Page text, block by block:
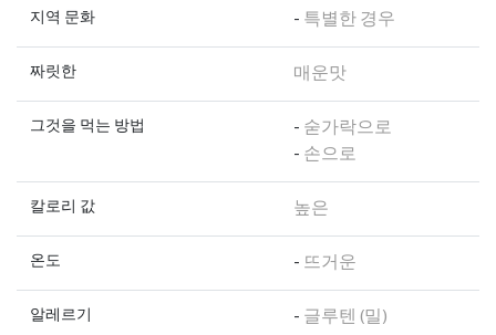
지역 문화 - 특별한 경우
짜릿한 매운맛
그것을 먹는 방법 - 숟가락으로
- 손으로
칼로리 값 높은
온도 - 뜨거운
알레르기 - 글루텐 (밀)